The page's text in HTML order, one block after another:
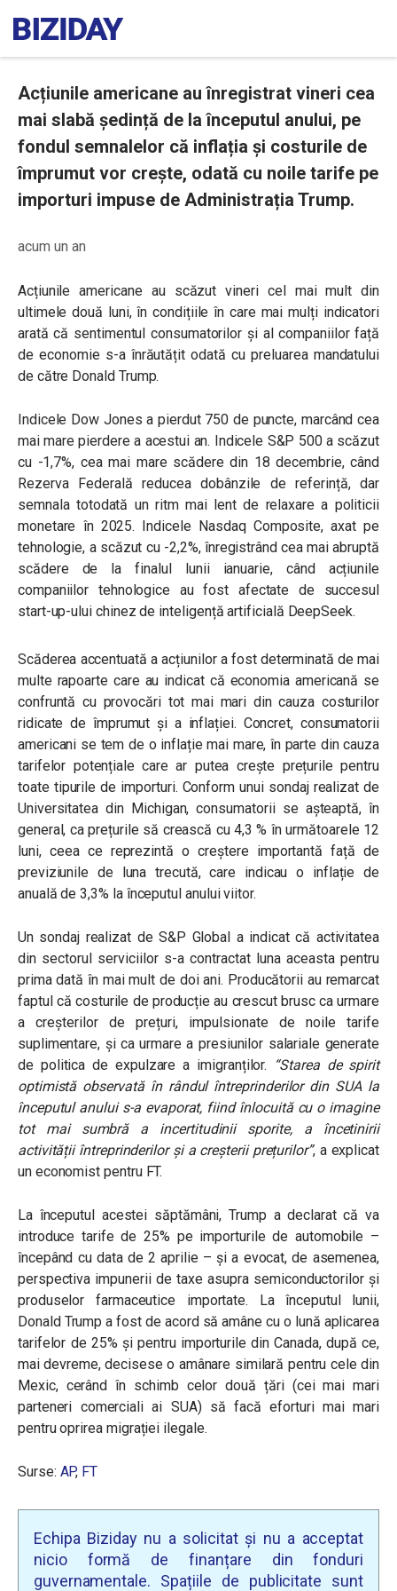
Acțiunile americane au înregistrat vineri cea
mai slabă ședință de la începutul anului, pe
fondul semnalelor că inflația și costurile de
împrumut vor crește, odată cu noile tarife pe
importuri impuse de Administrația Trump.
acum un an
Acțiunile americane au scăzut vineri cel mai mult din
ultimele două luni, în condițiile în care mai mulți indicatori
arată că sentimentul consumatorilor și al companiilor față
de economie s-a înrăutățit odată cu preluarea mandatului
de către Donald Trump.
Indicele Dow Jones a pierdut 750 de puncte, marcând cea
mai mare pierdere a acestui an. Indicele S&P 500 a scăzut
cu -1,7%, cea mai mare scădere din 18 decembrie, când
Rezerva Federală reducea dobânzile de referință, dar
semnala totodată un ritm mai lent de relaxare a politicii
monetare în 2025. Indicele Nasdaq Composite, axat pe
tehnologie, a scăzut cu -2,2%, înregistrând cea mai abruptă
scădere de la finalul lunii ianuarie, când acțiunile
companiilor tehnologice au fost afectate de succesul
start-up-ului chinez de inteligență artificială DeepSeek.
Scăderea accentuată a acțiunilor a fost determinată de mai
multe rapoarte care au indicat că economia americană se
confruntă cu provocări tot mai mari din cauza costurilor
ridicate de împrumut și a inflației. Concret, consumatorii
americani se tem de o inflație mai mare, în parte din cauza
tarifelor potențiale care ar putea crește prețurile pentru
toate tipurile de importuri. Conform unui sondaj realizat de
Universitatea din Michigan, consumatorii se așteaptă, în
general, ca prețurile să crească cu 4,3 % în următoarele 12
luni, ceea ce reprezintă o creștere importantă față de
previziunile de luna trecută, care indicau o inflație de
anuală de 3,3% la începutul anului viitor.
Un sondaj realizat de S&P Global a indicat că activitatea
din sectorul serviciilor s-a contractat luna aceasta pentru
prima dată în mai mult de doi ani. Producătorii au remarcat
faptul că costurile de producție au crescut brusc ca urmare
a creșterilor de prețuri, impulsionate de noile tarife
suplimentare, și ca urmare a presiunilor salariale generate
de politica de expulzare a imigranților.
“Starea de spirit
optimistă observată în rândul întreprinderilor din SUA la
începutul anului s-a evaporat, fiind înlocuită cu o imagine
tot mai sumbră a incertitudinii sporite, a încetinirii
activității întreprinderilor și a creșterii prețurilor”, a explicat
un economist pentru FT.
La începutul acestei săptămâni, Trump a declarat că va
introduce tarife de 25% pe importurile de automobile –
începând cu data de 2 aprilie – și a evocat, de asemenea,
perspectiva impunerii de taxe asupra semiconductorilor și
produselor farmaceutice importate. La începutul lunii,
Donald Trump a fost de acord să amâne cu o lună aplicarea
tarifelor de 25% și pentru importurile din Canada, după ce,
mai devreme, decisese o amânare similară pentru cele din
Mexic, cerând în schimb celor două țări (cei mai mari
parteneri comerciali ai SUA) să facă eforturi mai mari
pentru oprirea migrației ilegale.
Surse: AP, FT
Echipa Biziday nu a solicitat și nu a acceptat
nicio formă de finanțare din fonduri
guvernamentale. Spațiile de publicitate sunt